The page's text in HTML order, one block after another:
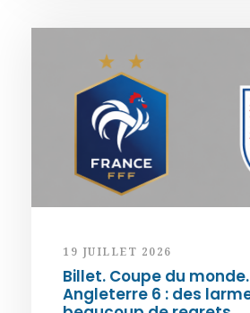
19 JUILLET 2026
Billet. Coupe du
Angleterre 6 : des